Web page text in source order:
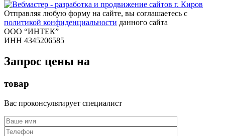
Отправляя любую форму на сайте, вы соглашаетесь с
политикой конфиденциальности данного сайта
ООО “ИНТЕК”
ИНН 4345206585
Запрос цены на
товар
Вас проконсультирует специалист